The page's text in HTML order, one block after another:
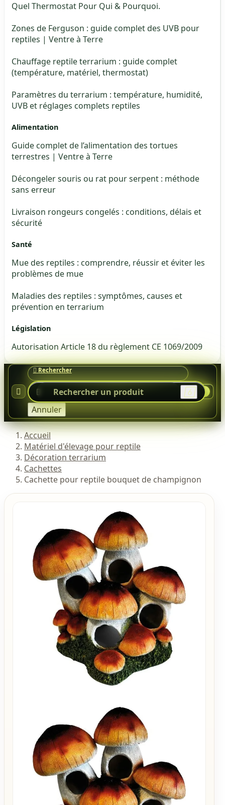
Quel Thermostat Pour Qui & Pourquoi.
Zones de Ferguson : guide complet des UVB pour
reptiles | Ventre à Terre
Chauffage reptile terrarium : guide complet
(température, matériel, thermostat)
Paramètres du terrarium : température, humidité,
UVB et réglages complets reptiles
Alimentation
Guide complet de l’alimentation des tortues
terrestres | Ventre à Terre
Décongeler souris ou rat pour serpent : méthode
sans erreur
Livraison rongeurs congelés : conditions, délais et
sécurité
Santé
Mue des reptiles : comprendre, réussir et éviter les
problèmes de mue
Maladies des reptiles : symptômes, causes et
prévention en terrarium
Législation
Autorisation Article 18 du règlement CE 1069/2009



Annuler

Accueil
Matériel d'élevage pour reptile
Décoration terrarium
Cachettes
Cachette pour reptile bouquet de champignon